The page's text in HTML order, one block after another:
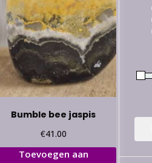
Bumble bee jaspis
€41.00
Toevoegen aan